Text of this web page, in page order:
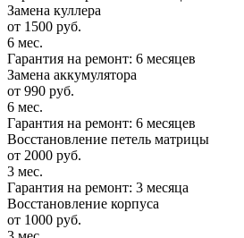
Замена куллера
от 1500 руб.
6 мес.
Гарантия на ремонт: 6 месяцев
Замена аккумулятора
от 990 руб.
6 мес.
Гарантия на ремонт: 6 месяцев
Восстановление петель матрицы
от 2000 руб.
3 мес.
Гарантия на ремонт: 3 месяца
Восстановление корпуса
от 1000 руб.